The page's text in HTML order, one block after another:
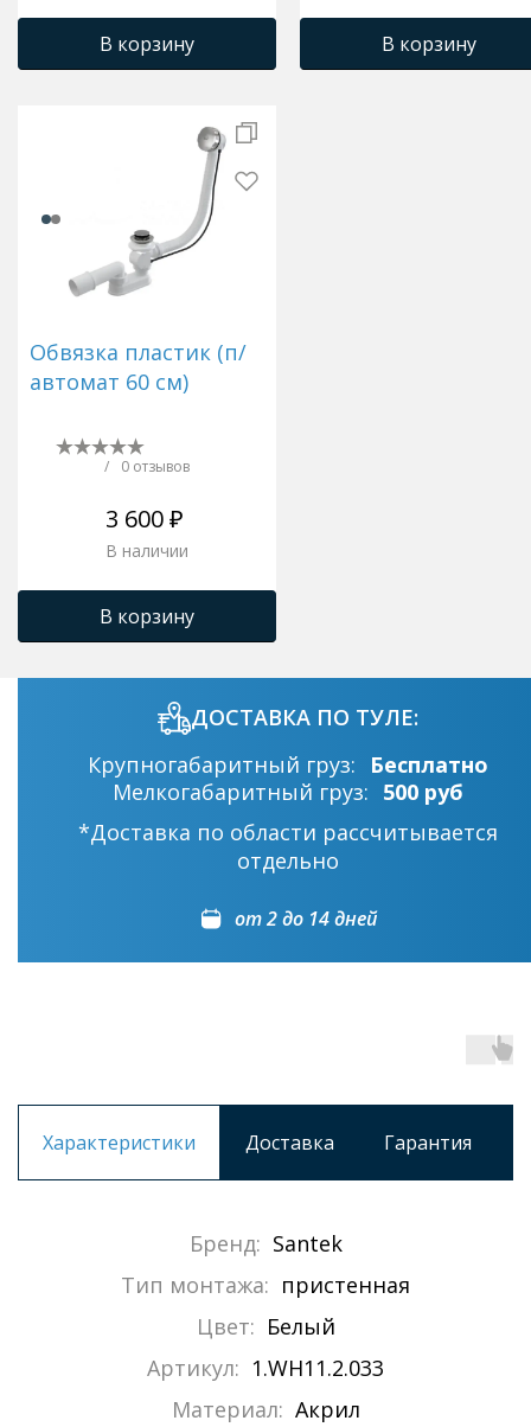
ДОСТАВКА ПО ТУЛЕ:
Крупногабаритный груз:
Бесплатно
Мелкогабаритный груз: 500 руб
*Доставка по области рассчитывается
отдельно
от 2 до 14 дней
В корзину В корзину
Обвязка пластик (п/
автомат 60 см)
/ 0 отзывов
3 600 ₽
В наличии
В корзину
Характеристики Доставка Гарантия
Бренд: Santek
Тип монтажа: пристенная
Цвет: Белый
Артикул: 1.WH11.2.033
Материал: Акрил